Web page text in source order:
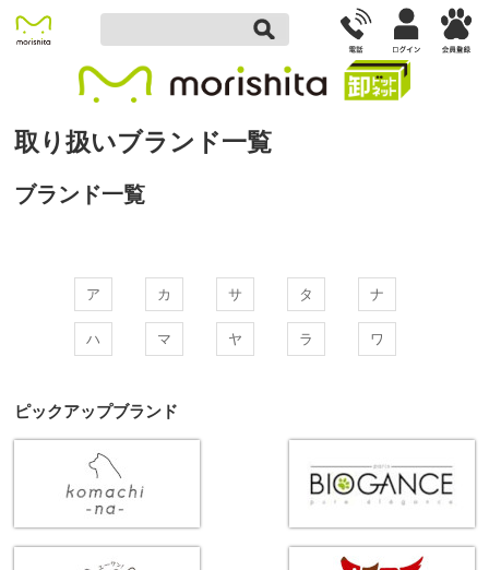
取り扱いブランド一覧
ブランド一覧
ア カ サ タ ナ
ハ マ ヤ ラ ワ
ピックアップブランド